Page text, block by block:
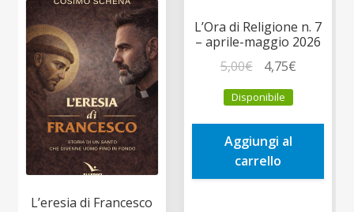
L’eresia di Francesco
L’Ora di Religione n. 7
– aprile-maggio 2026
5,00€
prezzo
originale
era:
5,00€.
4,75€Il
è:
Disponibile
Aggiungi al
carrello